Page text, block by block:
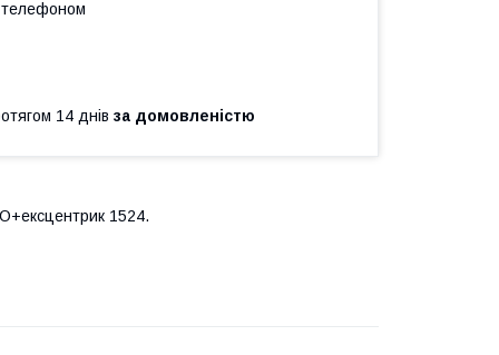
телефоном
14 днів за домовленістю
1524.